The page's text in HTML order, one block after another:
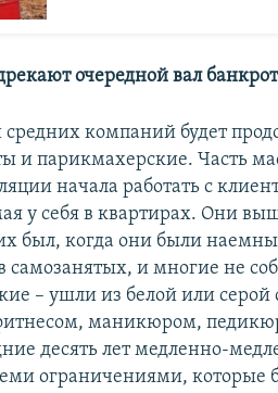
очередной вал
средних компаний будет
и парикмахерские. Часть
начала работать с
у себя в квартирах. Они
был, когда они были
самозанятых, и многие не
– ушли из белой или серой
маникюром,
десять лет медленно-
ограничениями, которые